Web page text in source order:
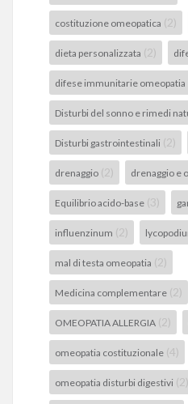
costituzione omeopatica (2)
dieta personalizzata (2)
difese immunitarie omeopatia
Disturbi del sonno e rimedi
Disturbi gastrointestinali (2)
drenaggio (2) drenaggio e
Equilibrio acido-base (3)
influenzinum (2)
mal di testa omeopatia (2)
Medicina complementare (2)
OMEOPATIA ALLERGIA (2)
omeopatia costituzionale (4)
omeopatia disturbi digestivi (2)